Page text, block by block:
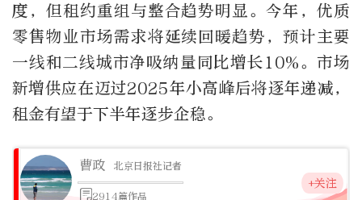
度，但租约重组与整合趋势明显。今年，优质
零售物业市场需求将延续回暖趋势，预计主要
一线和二线城市净吸纳量同比增长10%。市场
新增供应在迈过2025年小高峰后将逐年递减，
租金有望于下半年逐步企稳。
曹政 北京日报社记者
2914篇作品
+关注